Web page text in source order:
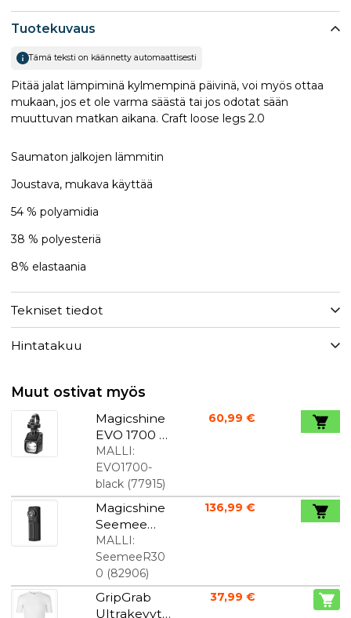
Tuotekuvaus
Tämä teksti on käännetty automaattisesti
Pitää jalat lämpiminä kylmempinä päivinä, voi myös ottaa
mukaan, jos et ole varma säästä tai jos odotat sään
muuttuvan matkan aikana. Craft loose legs 2.0
Saumaton jalkojen lämmitin
Joustava, mukava käyttää
54 % polyamidia
38 % polyesteriä
​8% elastaania
Tekniset tiedot
Hintatakuu
Muut ostivat myös
Magicshine
EVO 1700 -
polkupyörä
n valo
Musta
MALLI:
EVO1700-
black(77915)
60,99 €
Magicshine
Seemee
R300 tutka
takavalo
MALLI:
SeemeeR30
0 (82906)
136,99 €
GripGrab
Ultrakevyt
37,99 €